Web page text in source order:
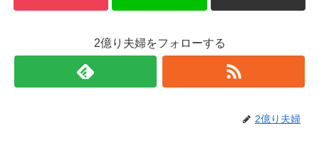
2億り夫婦をフォローする
2億り夫婦